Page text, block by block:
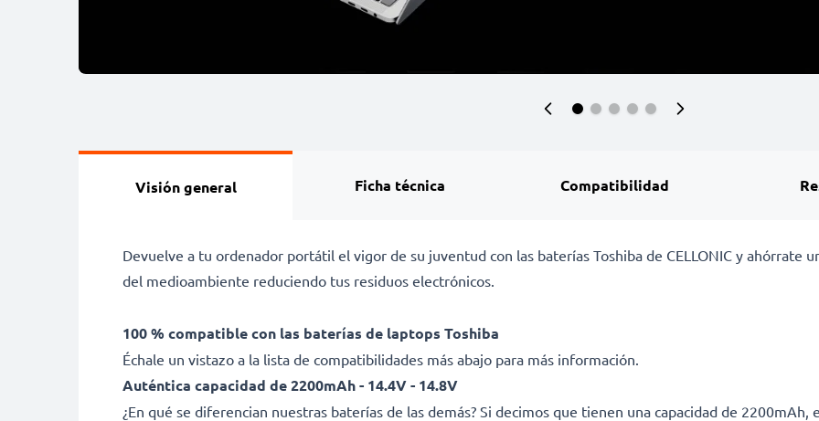
Visión general Ficha técnica Compatibilidad
Devuelve a tu ordenador portátil el vigor de su juventud con las baterías Toshiba de CELLONIC y ahórrate
del medioambiente reduciendo tus residuos electrónicos.
100 % compatible con las baterías de laptops Toshiba
Échale un vistazo a la lista de compatibilidades más abajo para más información.
Auténtica capacidad de 2200mAh - 14.4V - 14.8V
¿En qué se diferencian nuestras baterías de las demás? Si decimos que tienen una capacidad de